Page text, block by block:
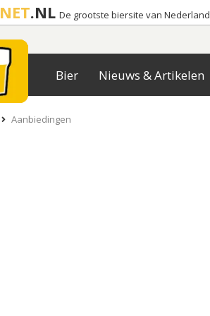
NET.NL De grootste biersite van Nederland
Bier Nieuws & Artikelen
Aanbiedingen